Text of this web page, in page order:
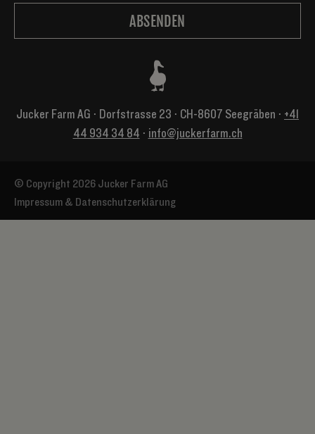
Jucker Farm AG ⋅ Dorfstrasse 23 ⋅ CH-8607 Seegräben ⋅ +41
44 934 34 84 ⋅ info@juckerfarm.ch
© Copyright 2026 Jucker Farm AG
Impressum & Datenschutzerklärung